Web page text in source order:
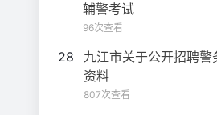
辅警考试
96次查看
28
九江市关于公开招聘
资料
807次查看